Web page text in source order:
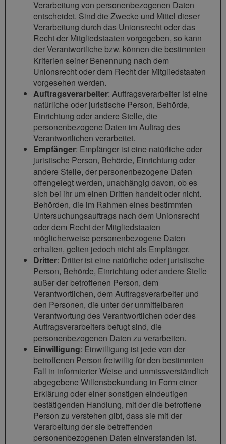
Verarbeitung von personenbezogenen Daten
entscheidet. Sind die Zwecke und Mittel dieser
Verarbeitung durch das Unionsrecht oder das
Recht der Mitgliedstaaten vorgegeben, so kann
der Verantwortliche bzw. können die bestimmten
Kriterien seiner Benennung nach dem
Unionsrecht oder dem Recht der Mitgliedstaaten
vorgesehen werden.
Auftragsverarbeiter: Auftragsverarbeiter ist eine
natürliche oder juristische Person, Behörde,
Einrichtung oder andere Stelle, die
personenbezogene Daten im Auftrag des
Verantwortlichen verarbeitet.
Empfänger: Empfänger ist eine natürliche oder
juristische Person, Behörde, Einrichtung oder
andere Stelle, der personenbezogene Daten
offengelegt werden, unabhängig davon, ob es
sich bei ihr um einen Dritten handelt oder nicht.
Behörden, die im Rahmen eines bestimmten
Untersuchungsauftrags nach dem Unionsrecht
oder dem Recht der Mitgliedstaaten
möglicherweise personenbezogene Daten
erhalten, gelten jedoch nicht als Empfänger.
Dritter: Dritter ist eine natürliche oder juristische
Person, Behörde, Einrichtung oder andere Stelle
außer der betroffenen Person, dem
Verantwortlichen, dem Auftragsverarbeiter und
den Personen, die unter der unmittelbaren
Verantwortung des Verantwortlichen oder des
Auftragsverarbeiters befugt sind, die
personenbezogenen Daten zu verarbeiten.
Einwilligung: Einwilligung ist jede von der
betroffenen Person freiwillig für den bestimmten
Fall in informierter Weise und unmissverständlich
abgegebene Willensbekundung in Form einer
Erklärung oder einer sonstigen eindeutigen
bestätigenden Handlung, mit der die betroffene
Person zu verstehen gibt, dass sie mit der
Verarbeitung der sie betreffenden
personenbezogenen Daten einverstanden ist.